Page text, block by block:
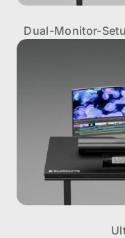
Dual-Monitor-